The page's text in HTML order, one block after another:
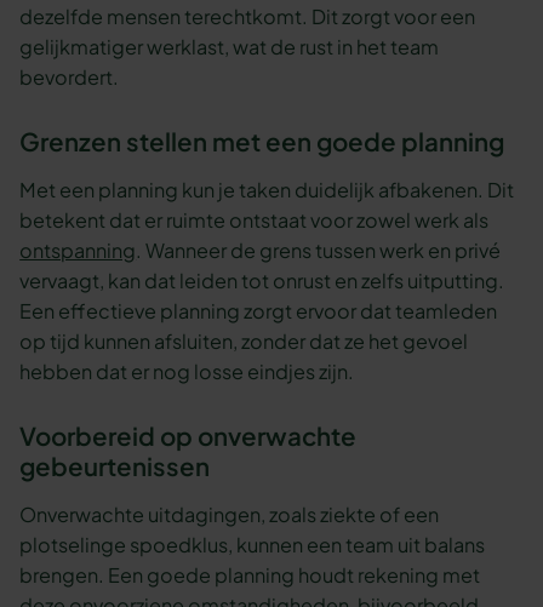
dezelfde mensen terechtkomt. Dit zorgt voor een
gelijkmatiger werklast, wat de rust in het team
bevordert.
Grenzen stellen met een goede planning
Met een planning kun je taken duidelijk afbakenen. Dit
betekent dat er ruimte ontstaat voor zowel werk als
ontspanning. Wanneer de grens tussen werk en privé
vervaagt, kan dat leiden tot onrust en zelfs uitputting.
Een effectieve planning zorgt ervoor dat teamleden
op tijd kunnen afsluiten, zonder dat ze het gevoel
hebben dat er nog losse eindjes zijn.
Voorbereid op onverwachte
gebeurtenissen
Onverwachte uitdagingen, zoals ziekte of een
plotselinge spoedklus, kunnen een team uit balans
brengen. Een goede planning houdt rekening met